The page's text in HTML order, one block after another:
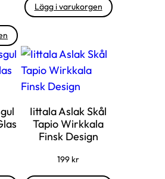
Lägg i varukorgen
Iittala Aslak Skål
Tapio Wirkkala
Finsk Design
199 kr